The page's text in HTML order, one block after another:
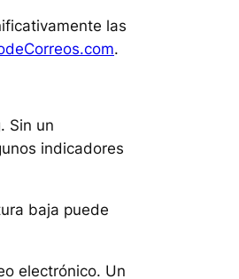
las
.
Sin un
indicadores
baja puede
electrónico. Un